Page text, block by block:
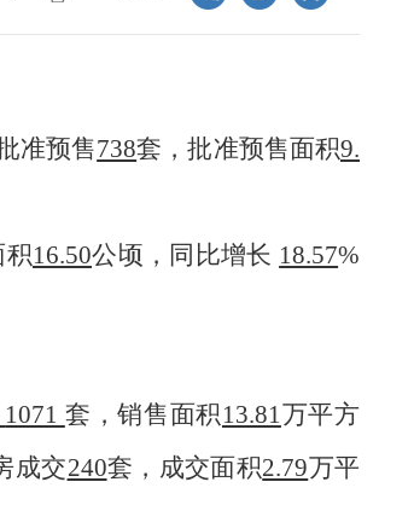
准预售738套，批准预售面积9.
积16.50公顷，同比增长 18.57%
1071 套，销售面积13.81万平方
成交240套，成交面积2.79万平